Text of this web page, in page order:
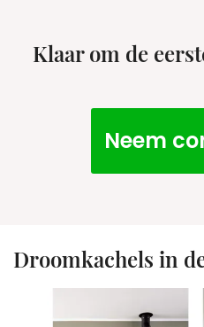
Klaar om de
Neem
Droomkachels in